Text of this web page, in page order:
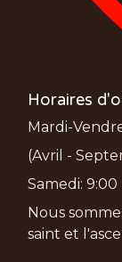
Horaires
Mardi-
(Avril -
Samedi: 9:00
Nous
saint et